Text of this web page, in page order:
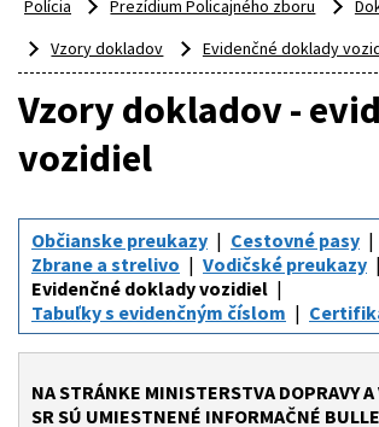
Polícia Prezídium Policajného zboru
Vzory dokladov
Evidenčné doklady
Vzory dokladov -
vozidiel
Občianske preukazy
Cestovné pasy
Zbrane a strelivo
Vodičské preukazy
Evidenčné doklady vozidiel
Tabuľky s evidenčným číslom
NA STRÁNKE MINISTERSTVA DOPRAVY A
SR SÚ UMIESTNENÉ INFORMAČNÉ